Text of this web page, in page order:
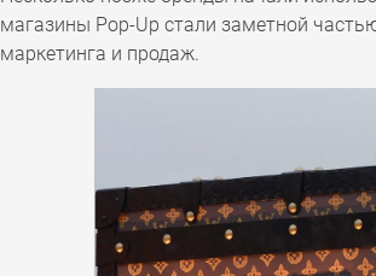
магазины Pop-Up стали заметной
маркетинга и продаж.